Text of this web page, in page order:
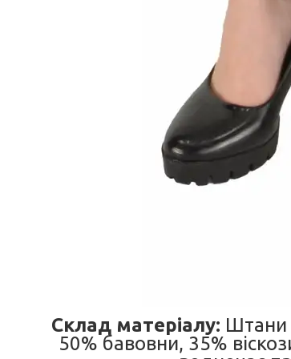
Склад матеріалу: Штани
50% бавовни, 35%